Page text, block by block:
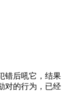
错后吼它，结果
对的行为，已经